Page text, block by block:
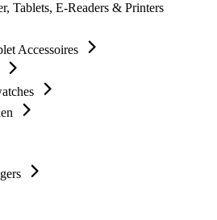
Tablets, E-Readers & Printers
Accessoires